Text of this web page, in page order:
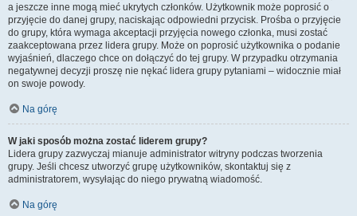
a jeszcze inne mogą mieć ukrytych członków. Użytkownik może poprosić o
przyjęcie do danej grupy, naciskając odpowiedni przycisk. Prośba o przyjęcie
do grupy, która wymaga akceptacji przyjęcia nowego członka, musi zostać
zaakceptowana przez lidera grupy. Może on poprosić użytkownika o podanie
wyjaśnień, dlaczego chce on dołączyć do tej grupy. W przypadku otrzymania
negatywnej decyzji proszę nie nękać lidera grupy pytaniami – widocznie miał
on swoje powody.
Na górę
W jaki sposób można zostać liderem grupy?
Lidera grupy zazwyczaj mianuje administrator witryny podczas tworzenia
grupy. Jeśli chcesz utworzyć grupę użytkowników, skontaktuj się z
administratorem, wysyłając do niego prywatną wiadomość.
Na górę